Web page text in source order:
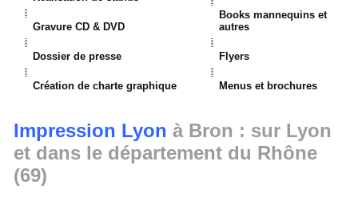
Gravure CD & DVD
Dossier de presse
Création de charte graphique
Books mannequins et
autres
Flyers
Menus et brochures
Impression Lyon à Bron : sur Lyon
et dans le département du Rhône
(69)